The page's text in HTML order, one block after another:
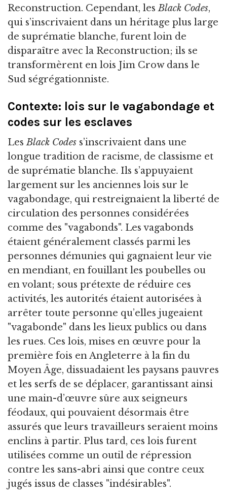
Reconstruction. Cependant, lesBlack Codes,
qui s’inscrivaient dans un héritage plus large
de suprématie blanche, furent loin de
disparaître avec la Reconstruction; ils se
transformèrent en lois Jim Crow dans le
Sud ségrégationniste.
Contexte: lois sur le vagabondage et
codes sur les esclaves
LesBlack Codes s’inscrivaient dans une
longue tradition de racisme, de classisme et
de suprématie blanche. Ils s’appuyaient
largement sur les anciennes lois sur le
vagabondage, qui restreignaient la liberté de
circulation des personnes considérées
comme des "vagabonds". Les vagabonds
étaient généralement classés parmi les
personnes démunies qui gagnaient leur vie
en mendiant, en fouillant les poubelles ou
en volant; sous prétexte de réduire ces
activités, les autorités étaient autorisées à
arrêter toute personne qu’elles jugeaient
"vagabonde" dans les lieux publics ou dans
les rues. Ces lois, mises en œuvre pour la
première fois en Angleterre à la fin du
Moyen Âge, dissuadaient les paysans pauvres
et les serfs de se déplacer, garantissant ainsi
une main-d’œuvre sûre aux seigneurs
féodaux, qui pouvaient désormais être
assurés que leurs travailleurs seraient moins
enclins à partir. Plus tard, ces lois furent
utilisées comme un outil de répression
contre les sans-abri ainsi que contre ceux
jugés issus de classes "indésirables".